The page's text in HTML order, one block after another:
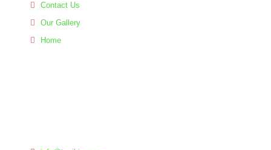
Contact Us
Our Gallery
Home